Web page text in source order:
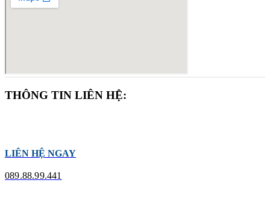
THÔNG TIN LIÊN HỆ:
LIÊN HỆ NGAY
089.88.99.441